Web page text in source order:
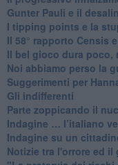
​Gunter Pauli e il
I tipping points e la
​Il 58° rapporto Censis
​Il bel gioco dura poco,
Noi abbiamo perso la
Suggerimenti per
​Gli indifferenti
Parte zoppicando il
​Indagine … l’italiano
Indagine su un
Notizie tra l'orrore ed il